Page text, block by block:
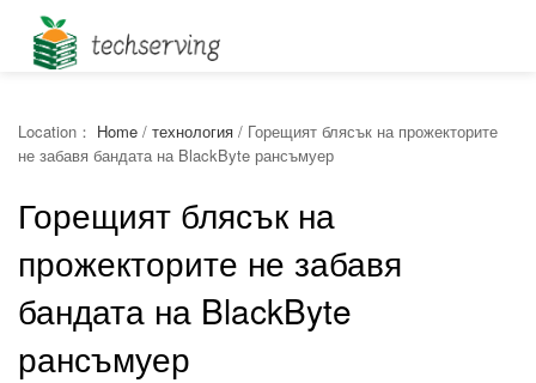
Location： Home / технология / Горещият блясък на прожекторите
не забавя бандата на BlackByte рансъмуер
Горещият блясък на
прожекторите не забавя
бандата на BlackByte
рансъмуер